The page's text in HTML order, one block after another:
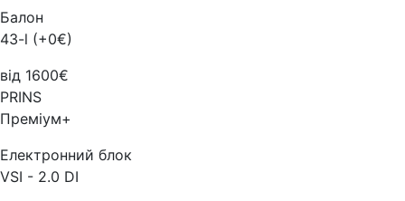
Балон
43-l (+0€)
від 1600€
PRINS
Преміум+
Електронний блок
VSI - 2.0 DI